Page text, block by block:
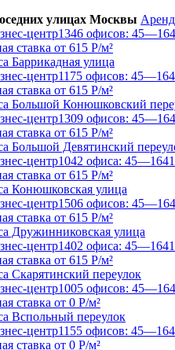
улицах Москвы
центр1346 офисов:
ставка от 615 Р/м²
Баррикадная улица
центр1175 офисов:
ставка от 615 Р/м²
Большой Конюшковский
центр1309 офисов:
ставка от 615 Р/м²
Большой Девятинский
центр1042 офиса:
ставка от 615 Р/м²
Конюшковская улица
центр1506 офисов:
ставка от 615 Р/м²
Дружинниковская улица
центр1402 офиса:
ставка от 615 Р/м²
Скарятинский переулок
центр1005 офисов:
ставка от 0 Р/м²
Вспольный переулок
центр1155 офисов:
ставка от 0 Р/м²